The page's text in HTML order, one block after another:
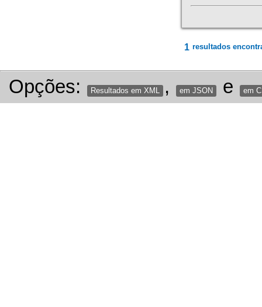
1 resultados
Opções: Resultados em XML , em JSON e em